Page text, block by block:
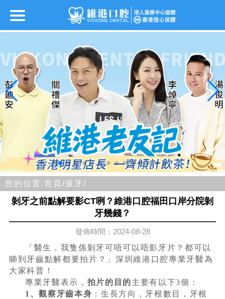
您的位置:首頁/拔牙/
剝牙之前點解要影CT咧？維港口腔福田口岸分院剝
牙幾錢？
發佈時間：2024-08-28
「醫生，我隻係剝牙可唔可以唔影牙片？都可以
睇到牙齒點解都要拍片？」深圳維港口腔專業牙醫為
大家科普！
專業牙醫表示， 拍片的目的主要有以下3個：
1、觀察牙齒本身 ：生長方向，牙根數目，牙根